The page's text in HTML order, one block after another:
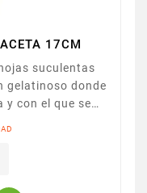
17CM
suculentas
gelatinoso donde
y con el que se
productos
con el exceso de